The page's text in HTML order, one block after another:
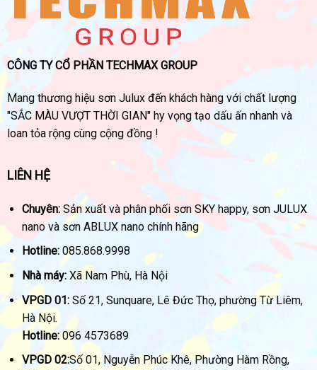
CÔNG TY CỔ PHẦN TECHMAX GROUP
Mang thương hiệu sơn Julux đến khách hàng với chất lượng
"SẮC MÀU VƯỢT THỜI GIAN" hy vọng tạo dấu ấn nhanh và
loan tỏa rộng cùng cộng đồng !
LIÊN HỆ
Chuyên:Sản xuất và phân phối sơn SKY happy, sơn JULUX
nano và sơn ABLUX nano chính hãng
Hotline:085.868.9998
Nhà máy:Xã Nam Phù, Hà Nội
VPGD 01:Số 21, Sunquare, Lê Đức Thọ, phường Từ Liêm,
Hà Nội.
Hotline:096 4573689
VPGD 02:Số 01, Nguyễn Phúc Khê, Phường Hàm Rồng,